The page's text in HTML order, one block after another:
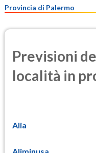
Provincia di Palermo
Previsioni
località in
Alia